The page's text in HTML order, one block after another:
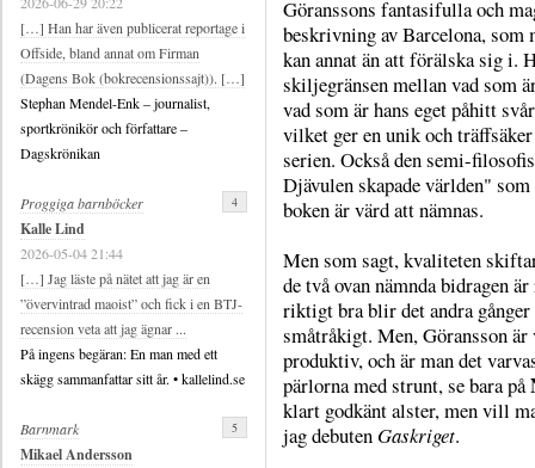
Göranssons fantasifulla och
beskrivning av Barcelona, som
kan annat än att förälska sig i.
skiljegränsen mellan vad som
vad som är hans eget påhitt
vilket ger en unik och
serien. Också den semi-
Djävulen skapade världen"
boken är värd att nämnas.
Men som sagt, kvaliteten
de två ovan nämnda bidragen
riktigt bra blir det andra
småtråkigt. Men, Göransson
produktiv, och är man det
pärlorna med strunt, se bara på
klart godkänt alster, men vill
jag debutenGaskriget.
[…] Han har även publicerat reportage i
Offside, bland annat om Firman
(Dagens Bok (bokrecensionssajt)). […]
Stephan Mendel-Enk – journalist,
sportkrönikör och författare –
Dagskrönikan
Proggiga barnböcker
Kalle Lind
2026-05-04 21:44
[…] Jag läste på nätet att jag är en
”övervintrad maoist” och fick i en BTJ-
recension veta att jag ägnar ...
På ingens begäran: En man med ett
skägg sammanfattar sitt år. • kallelind.se
4
Barnmark
Mikael Andersson
5